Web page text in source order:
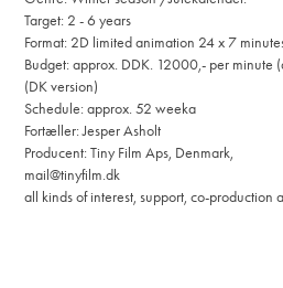
Target: 2 - 6 years
Format: 2D limited animation 24 x 7
Budget: approx. DDK. 12000,- per
(DK version)
Schedule: approx. 52 weeka
Fortæller: Jesper Asholt
Producent: Tiny Film Aps, Denmark,
mail@tinyfilm.dk
all kinds of interest, support, co-production